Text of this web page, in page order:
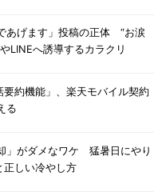
あげます」投稿の正体 “お涙
LINEへ誘導するカラクリ
約機能」、楽天モバイル契約
る
」がダメなワケ 猛暑日にやり
正しい冷やし方